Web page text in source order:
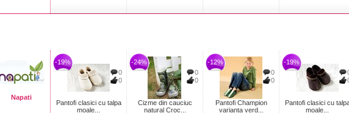
Napati
-19%
0
0
Pantofi clasici cu talpa
moale...
-24%
0
0
Cizme din cauciuc
natural Croc...
-12%
0
0
Pantofi Champion
varianta verd...
-19%
Pantofi clasici cu
moale...